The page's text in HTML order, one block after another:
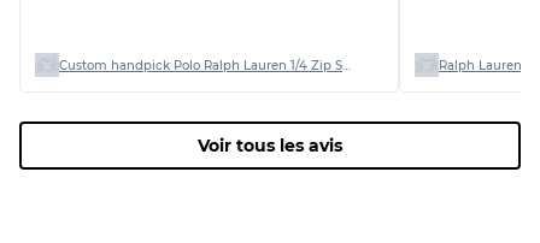
Ralph Lauren
Voir tous les avis